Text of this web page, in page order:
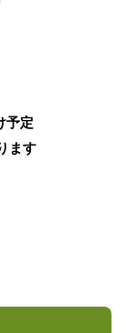
予定
ます